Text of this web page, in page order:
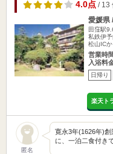
4.0点/ 13
愛媛県
田窪駅
私鉄伊
松山IC
営業時
入浴料
日帰り
楽天ト
匿名
寛永3年(1626年)
に、一泊二食付き